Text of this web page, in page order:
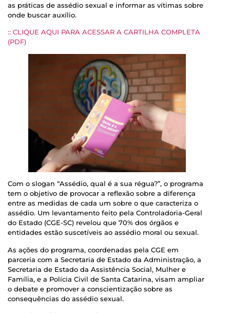
as práticas de assédio sexual e informar as vítimas sobre
onde buscar auxílio.
:: CLIQUE AQUI PARA ACESSAR A CARTILHA COMPLETA
(PDF)
Com o slogan “Assédio, qual é a sua régua?”, o programa
tem o objetivo de provocar a reflexão sobre a diferença
entre as medidas de cada um sobre o que caracteriza o
assédio. Um levantamento feito pela Controladoria-Geral
do Estado (CGE-SC) revelou que 70% dos órgãos e
entidades estão suscetíveis ao assédio moral ou sexual.
As ações do programa, coordenadas pela CGE em
parceria com a Secretaria de Estado da Administração, a
Secretaria de Estado da Assistência Social, Mulher e
Família, e a Polícia Civil de Santa Catarina, visam ampliar
o debate e promover a conscientização sobre as
consequências do assédio sexual.